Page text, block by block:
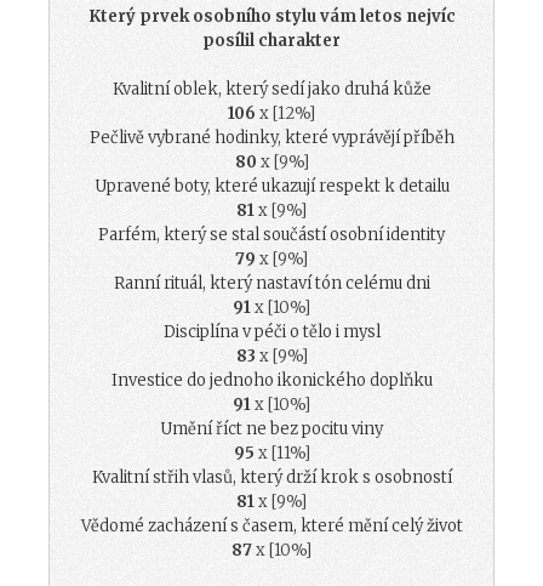
Který prvek osobního stylu vám letos nejvíc
posílil charakter
Kvalitní oblek, který sedí jako druhá kůže
106 x [12%]
Pečlivě vybrané hodinky, které vyprávějí příběh
80 x [9%]
Upravené boty, které ukazují respekt k detailu
81x [9%]
Parfém, který se stal součástí osobní identity
79 x [9%]
Ranní rituál, který nastaví tón celému dni
91x [10%]
Disciplína v péči o tělo i mysl
83 x [9%]
Investice do jednoho ikonického doplňku
91x [10%]
Umění říct ne bez pocitu viny
95 x [11%]
Kvalitní střih vlasů, který drží krok s osobností
81x [9%]
Vědomé zacházení s časem, které mění celý život
87x [10%]